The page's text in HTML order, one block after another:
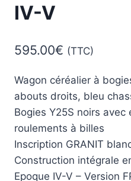
IV-V
595.00€ (TTC)
Wagon céréalier à
abouts droits, bleu
Bogies Y25S noirs
roulements à billes
Inscription GRANIT
Construction intégrale
Epoque IV-V – Version